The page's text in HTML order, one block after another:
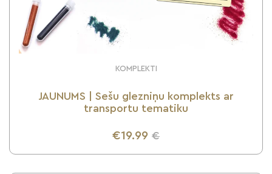
KOMPLEKTI
JAUNUMS | Sešu glezniņu komplekts ar
transportu tematiku
€19.99 €
UZZINI VAIRĀK